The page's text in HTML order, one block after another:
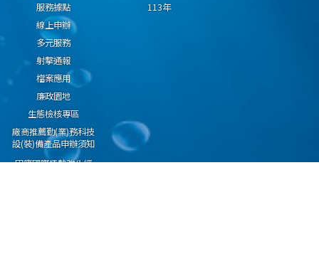
服務據點
線上申辦
多元服務
射擊通報
檔案應用
廉政園地
生態檢核專區
廠商推薦勤(業)務科技
設(裝)備產品申辦須知
因應國際情勢強化經
113年